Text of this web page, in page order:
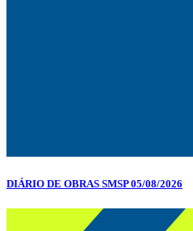
DIÁRIO DE OBRAS SMSP 05/08/2026